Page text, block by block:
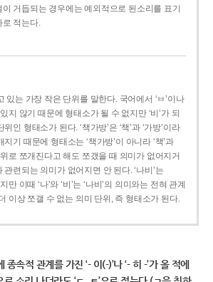
거듭되는 경우에는 예외적으로 된소리를 표기
로 적는다.
있는 가장 작은 단위를 말한다. 국어에서 ‘ㅂ’이나
지 않기 때문에 형태소가 될 수 없지만 ‘비’가 되
인 형태소가 된다. ‘책가방’은 ‘책’과 ‘가방’이라
기 때문에 형태소는 ‘책가방’이 아니라 ‘책’과
위로 쪼개진다고 해도 쪼갰을 때 의미가 없어지거
관련되는 의미가 없어지면 안 된다. ‘나비’는
만 이때 ‘나’와 ‘비’는 ‘나비’의 의미와는 전혀 관계
이상 쪼갤 수 없는 의미 단위, 즉 형태소가 된다.
종속적 관계를 가진 ‘- 이(-)’나 ‘- 히 -’가 올 적에